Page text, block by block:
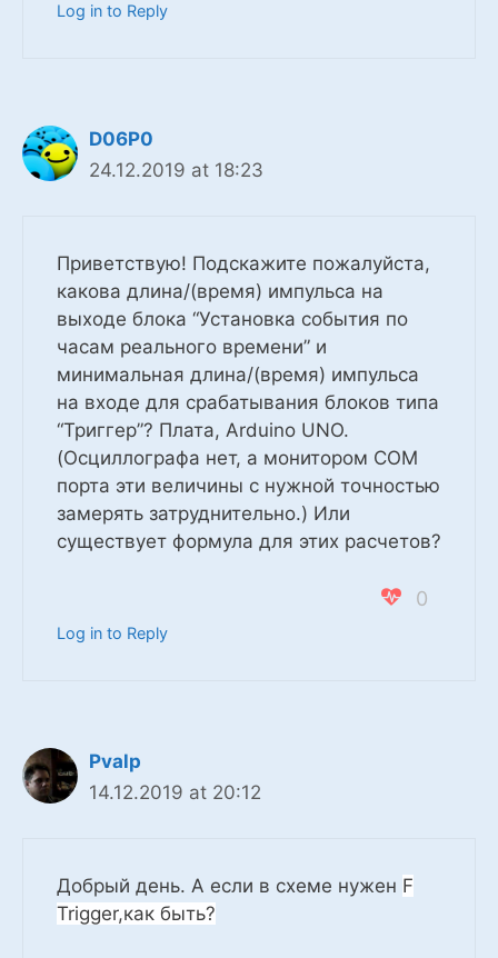
Log in to Reply
D06P0
24.12.2019 at 18:23
Приветствую! Подскажите пожалуйста,
какова длина/(время) импульса на
выходе блока “Установка события по
часам реального времени” и
минимальная длина/(время) импульса
на входе для срабатывания блоков типа
“Триггер”? Плата, Arduino UNO.
(Осциллографа нет, а монитором COM
порта эти величины с нужной точностью
замерять затруднительно.) Или
существует формула для этих расчетов?
0
Log in to Reply
Pvalp
14.12.2019 at 20:12
Добрый день. А если в схеме нужен F
Trigger,как быть?